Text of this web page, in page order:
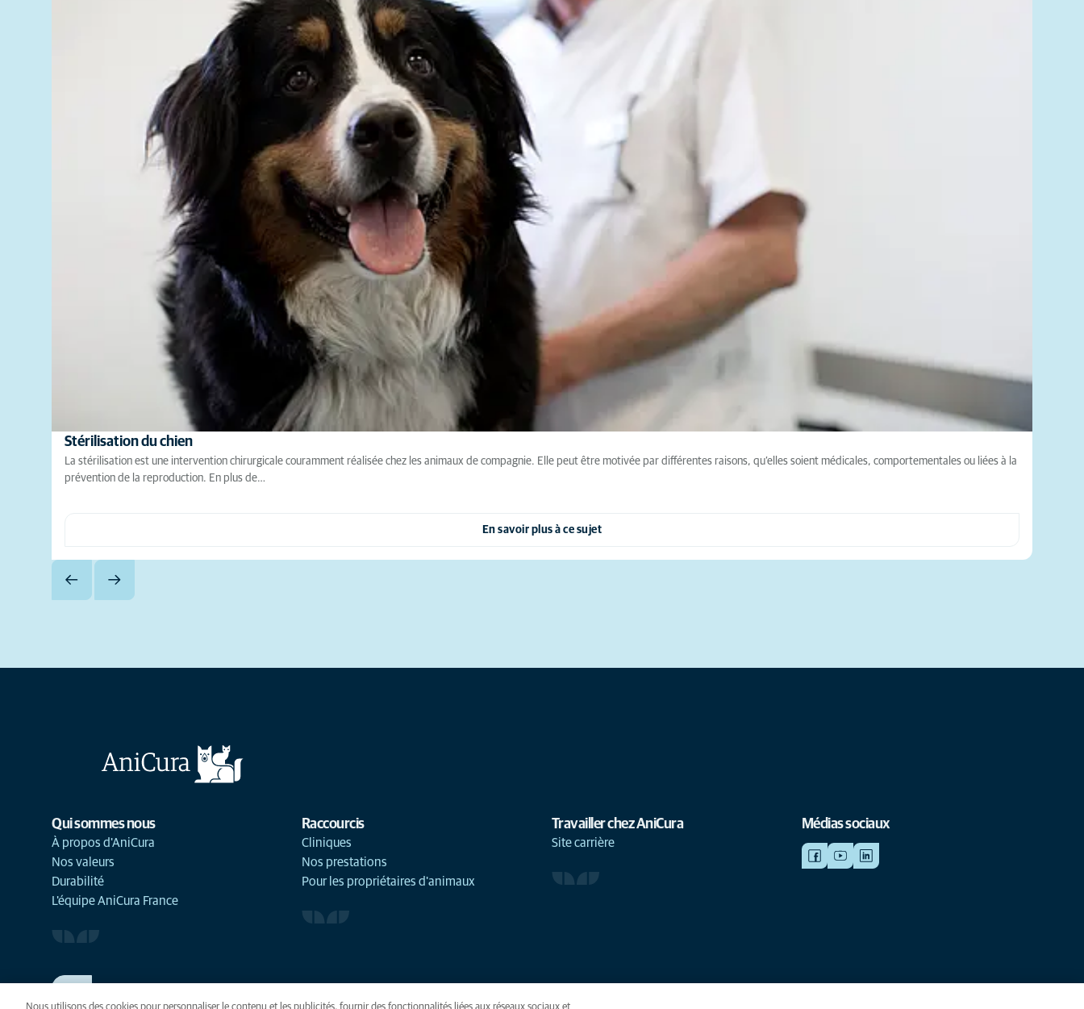
Stérilisation du chien
La stérilisation est une intervention chirurgicale couramment réalisée chez les animaux de compagnie. Elle peut être motivée par différentes raisons, qu’elles soient médicales, comportementales ou liées à la
prévention de la reproduction. En plus de…
En savoir plus à ce sujet
Qui sommes nous
À propos d'AniCura
Nos valeurs
Durabilité
L'équipe AniCura France
Raccourcis
Cliniques
Nos prestations
Pour les propriétaires d'animaux
Travailler chez AniCura
Site carrière
Médias sociaux
Voir nos offres d'emploi